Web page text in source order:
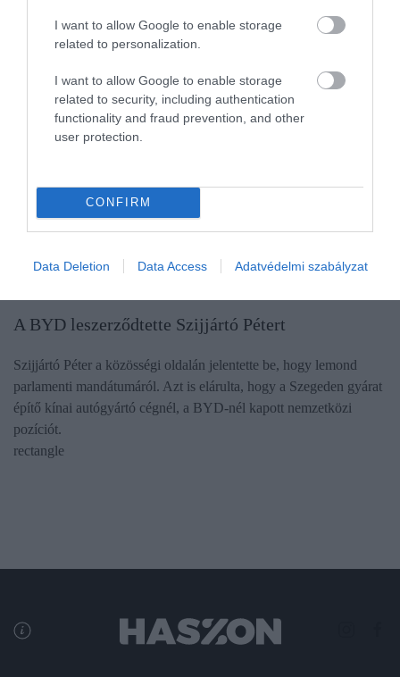
I want to allow Google to enable storage
related to personalization.
I want to allow Google to enable storage
related to security, including authentication
functionality and fraud prevention, and other
user protection.
CONFIRM
Data Deletion Data Access Adatvédelmi szabályzat
A BYD leszerződtette Szijjártó Pétert
Szijjártó Péter a közösségi oldalán jelentette be, hogy lemond
parlamenti mandátumáról. Azt is elárulta, hogy a Szegeden gyárat
építő kínai autógyártó cégnél, a BYD-nél kapott nemzetközi
pozíciót.
rectangle